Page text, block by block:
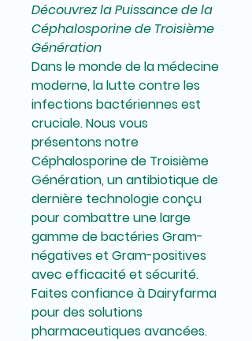
Découvrez la Puissance de la
Céphalosporine de Troisième
Génération
Dans le monde de la médecine
moderne, la lutte contre les
infections bactériennes est
cruciale. Nous vous
présentons notre
Céphalosporine de Troisième
Génération, un antibiotique de
dernière technologie conçu
pour combattre une large
gamme de bactériesGram-
négativeset Gram-positives
avec efficacité et sécurité.
Faites confiance àDairyfarma
pour des solutions
pharmaceutiques avancées.